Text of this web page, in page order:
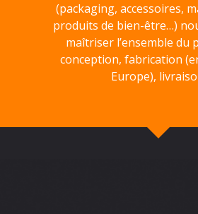
(packaging, accessoires,
produits de bien-être…)
maîtriser l’ensemble du
conception, fabrication
Europe),